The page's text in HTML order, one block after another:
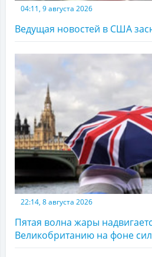
04:11, 9 августа 2026
Ведущая новостей в США
22:14, 8 августа 2026
Пятая волна жары
Великобританию на фоне